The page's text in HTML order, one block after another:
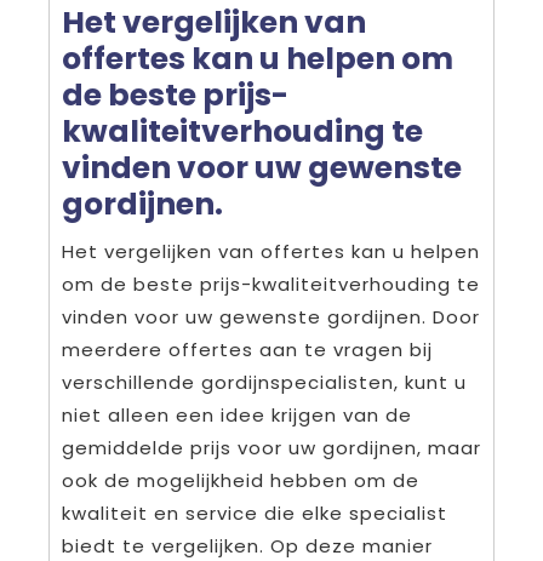
Het vergelijken van
offertes kan u helpen om
de beste prijs-
kwaliteitverhouding te
vinden voor uw gewenste
gordijnen.
Het vergelijken van offertes kan u helpen
om de beste prijs-kwaliteitverhouding te
vinden voor uw gewenste gordijnen. Door
meerdere offertes aan te vragen bij
verschillende gordijnspecialisten, kunt u
niet alleen een idee krijgen van de
gemiddelde prijs voor uw gordijnen, maar
ook de mogelijkheid hebben om de
kwaliteit en service die elke specialist
biedt te vergelijken. Op deze manier